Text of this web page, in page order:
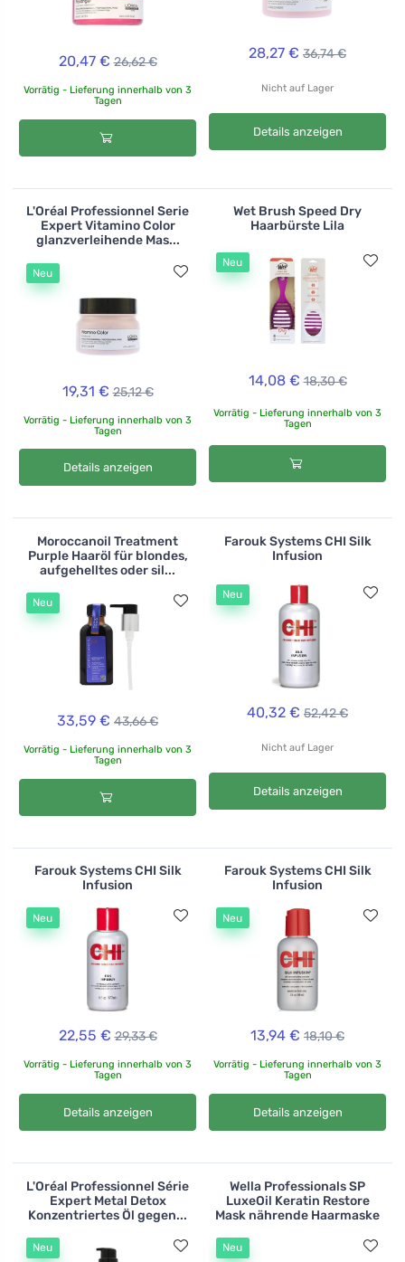
20,47 € 26,62 €
Vorrätig - Lieferung innerhalb von 3
Tagen
28,27 € 36,74 €
Nicht auf Lager
Details anzeigen
L'Oréal Professionnel Serie
Expert Vitamino Color
glanzverleihende Mas...
Neu
19,31 € 25,12 €
Vorrätig - Lieferung innerhalb von 3
Tagen
Details anzeigen
Wet Brush Speed Dry
Haarbürste Lila
Neu
14,08 € 18,30 €
Vorrätig - Lieferung innerhalb von 3
Tagen
Moroccanoil Treatment
Purple Haaröl für blondes,
aufgehelltes oder sil...
Neu
33,59 € 43,66 €
Vorrätig - Lieferung innerhalb von 3
Tagen
Farouk Systems CHI Silk
Infusion
Neu
40,32 € 52,42 €
Nicht auf Lager
Details anzeigen
Farouk Systems CHI Silk
Infusion
Neu
22,55 € 29,33 €
Vorrätig - Lieferung innerhalb von 3
Tagen
Details anzeigen
Farouk Systems CHI Silk
Infusion
Neu
13,94 € 18,10 €
Vorrätig - Lieferung innerhalb von 3
Tagen
Details anzeigen
L'Oréal Professionnel Série
Expert Metal Detox
Konzentriertes Öl gegen...
Neu
Wella Professionals SP
LuxeOil Keratin Restore
Mask nährende Haarmaske
Neu